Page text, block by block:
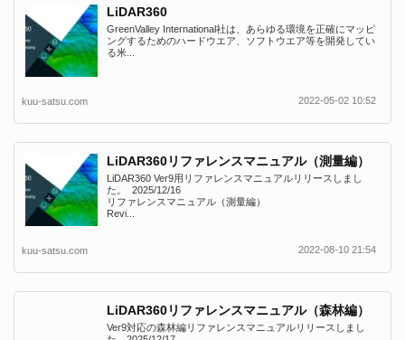
LiDAR360
GreenValley International社は、あらゆる環境を正確にマッピ
ングするためのハードウエア、ソフトウエア等を開発してい
る米...
kuu-satsu.com 2022-05-02 10:52
LiDAR360リファレンスマニュアル（測量編）
LiDAR360 Ver9用リファレンスマニュアルリリースしまし
た。 2025/12/16
リファレンスマニュアル（測量編）
Revi...
kuu-satsu.com 2022-08-10 21:54
LiDAR360リファレンスマニュアル（森林編）
Ver9対応の森林編リファレンスマニュアルリリースしまし